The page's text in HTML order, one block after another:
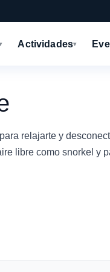
Actividades▾
relajarte y
libre como snorkel y